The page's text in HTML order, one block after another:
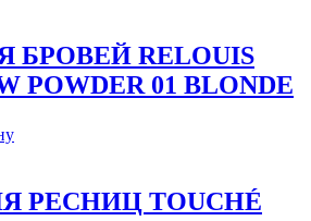
БРОВЕЙ RELOUIS
POWDER 01 BLONDE
РЕСНИЦ TOUCHÉ